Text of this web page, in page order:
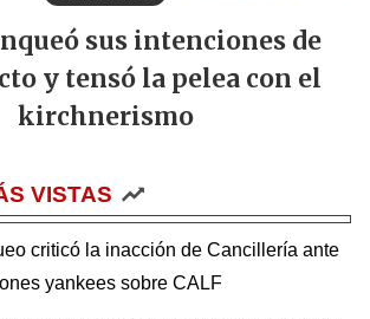
sus intenciones de
y tensó la pelea con el
kirchnerismo
VISTAS
criticó la inacción de Cancillería ante
yankees sobre CALF